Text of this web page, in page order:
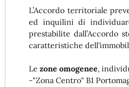
L’Accordo territoriale
ed inquilini di
prestabilite dall’Accordo
caratteristiche
Le zone omogenee,
-"Zona Centro" B1